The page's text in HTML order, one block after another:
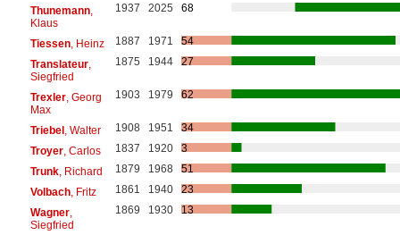
Thunemann,
Klaus
1937 2025 68
Tiessen, Heinz 1887 1971
54
Translateur,
Siegfried
1875 1944 27
Trexler, Georg
Max
1903 1979 62
Triebel, Walter 1908 1951
34
Troyer, Carlos 1837 1920
3
Trunk, Richard 1879 1968
51
Volbach, Fritz 1861 1940
23
Wagner,
Siegfried
1869 1930 13